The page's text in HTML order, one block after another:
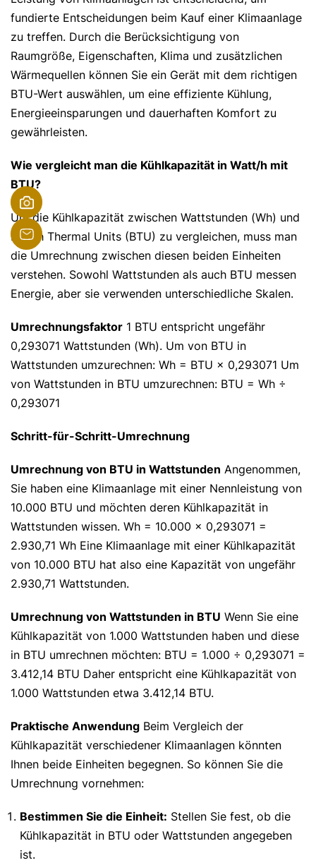
fundierte Entscheidungen beim Kauf einer Klimaanlage
zu treffen. Durch die Berücksichtigung von
Raumgröße, Eigenschaften, Klima und zusätzlichen
Wärmequellen können Sie ein Gerät mit dem richtigen
BTU-Wert auswählen, um eine effiziente Kühlung,
Energieeinsparungen und dauerhaften Komfort zu
gewährleisten.
Wie vergleicht man die Kühlkapazität in Watt/h mit
BTU?
Um die Kühlkapazität zwischen Wattstunden (Wh) und
British Thermal Units (BTU) zu vergleichen, muss man
die Umrechnung zwischen diesen beiden Einheiten
verstehen. Sowohl Wattstunden als auch BTU messen
Energie, aber sie verwenden unterschiedliche Skalen.
Umrechnungsfaktor 1 BTU entspricht ungefähr
0,293071 Wattstunden (Wh). Um von BTU in
Wattstunden umzurechnen: Wh = BTU × 0,293071 Um
von Wattstunden in BTU umzurechnen: BTU = Wh ÷
0,293071
Schritt-für-Schritt-Umrechnung
Umrechnung von BTU in Wattstunden Angenommen,
Sie haben eine Klimaanlage mit einer Nennleistung von
10.000 BTU und möchten deren Kühlkapazität in
Wattstunden wissen. Wh = 10.000 × 0,293071 =
2.930,71 Wh Eine Klimaanlage mit einer Kühlkapazität
von 10.000 BTU hat also eine Kapazität von ungefähr
2.930,71 Wattstunden.
Umrechnung von Wattstunden in BTU Wenn Sie eine
Kühlkapazität von 1.000 Wattstunden haben und diese
in BTU umrechnen möchten: BTU = 1.000 ÷ 0,293071 =
3.412,14 BTU Daher entspricht eine Kühlkapazität von
1.000 Wattstunden etwa 3.412,14 BTU.
Praktische Anwendung Beim Vergleich der
Kühlkapazität verschiedener Klimaanlagen könnten
Ihnen beide Einheiten begegnen. So können Sie die
Umrechnung vornehmen:
Bestimmen Sie die Einheit: Stellen Sie fest, ob die
Kühlkapazität in BTU oder Wattstunden angegeben
ist.